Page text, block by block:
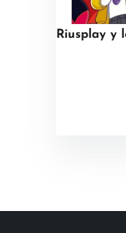
Riusplay y